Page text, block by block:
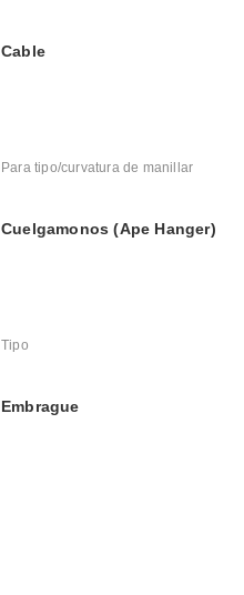
Cable
Para tipo/curvatura de manillar
Cuelgamonos (Ape Hanger)
Tipo
Embrague